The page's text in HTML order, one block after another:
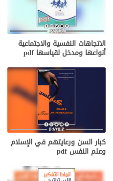
الاتجاهات النفسية والاجتماعية
أنواعها ومدخل لقياسها pdf
كبار السن ورعايتهم في الإسلام
وعلم النفس pdf